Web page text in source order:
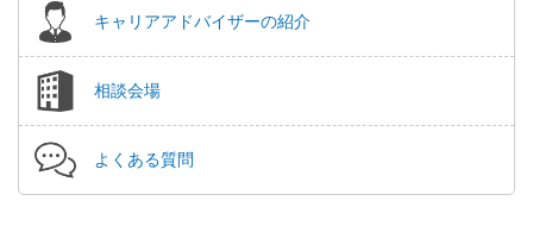
キャリアアドバイザーの紹介
相談会場
よくある質問